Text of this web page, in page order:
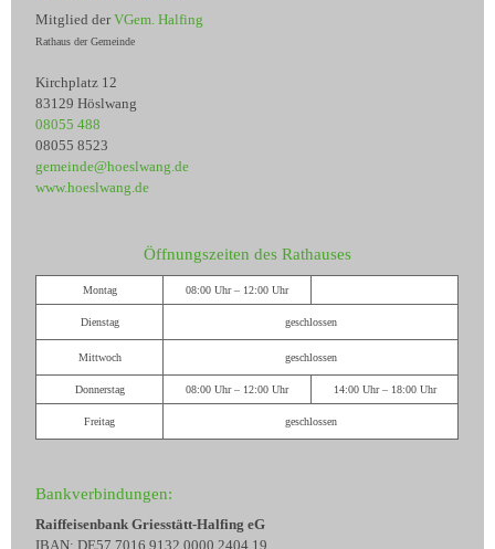
Mitglied derVGem. Halfing
Rathaus der Gemeinde
Kirchplatz 12
83129 Höslwang
08055 488
08055 8523
gemeinde@hoeslwang.de
www.hoeslwang.de
Öffnungszeiten des Rathauses
Montag 08:00 Uhr – 12:00 Uhr
Dienstag geschlossen
Mittwoch geschlossen
Donnerstag 08:00 Uhr – 12:00 Uhr 14:00 Uhr – 18:00 Uhr
Freitag geschlossen
Bankverbindungen:
Raiffeisenbank Griesstätt-Halfing eG